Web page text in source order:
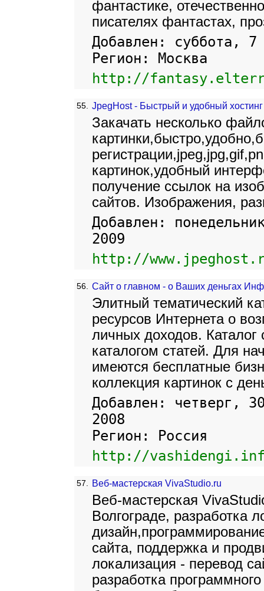
фантастике,
писателях фантастах,
Добавлен: суббота,
Регион: Москва
http://
55. JpegHost - Быстрый и удобный
Закачать несколько
картинок,удобный
получение ссылок на
сайтов. Изображения,
Добавлен:
2009
http://
56. Сайт о главном - о Ваших деньгах
Элитный тематический
ресурсов Интернета о
личных доходов. Каталог
каталогом статей. Для
имеются бесплатные
коллекция картинок с
Добавлен: четверг,
2008
Регион: Россия
http://
57. Веб-мастерская VivaStudio.ru
Веб-мастерская
Волгограде, разработка
сайта, поддержка и
локализация - перевод
разработка